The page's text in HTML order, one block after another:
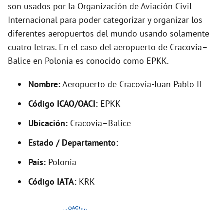
o
son usados por la Organización de Aviación Civil
Internacional para poder categorizar y organizar los
diferentes aeropuertos del mundo usando solamente
cuatro letras. En el caso del aeropuerto de Cracovia–
Balice en Polonia es conocido como EPKK.
Nombre:Aeropuerto de Cracovia-Juan Pablo II
Código ICAO/OACI: EPKK
Ubicación: Cracovia–Balice
Estado / Departamento: –
País: Polonia
Código IATA: KRK